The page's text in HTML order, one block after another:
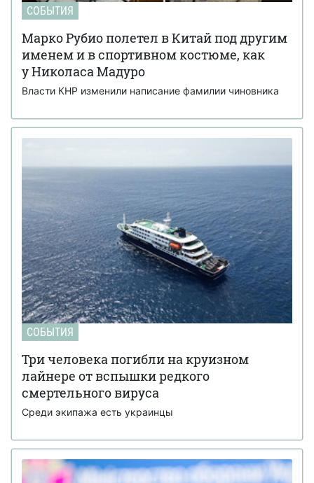
СОБЫТИЯ
Марко Рубио полетел в Китай под другим
именем и в спортивном костюме, как
у Николаса Мадуро
Власти КНР изменили написание фамилии чиновника
СОБЫТИЯ
Три человека погибли на круизном
лайнере от вспышки редкого
смертельного вируса
Среди экипажа есть украинцы